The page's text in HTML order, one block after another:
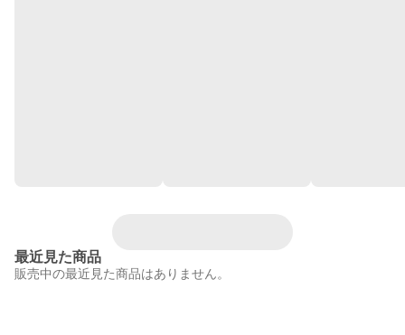
最近見た商品
販売中の最近見た商品はありません。